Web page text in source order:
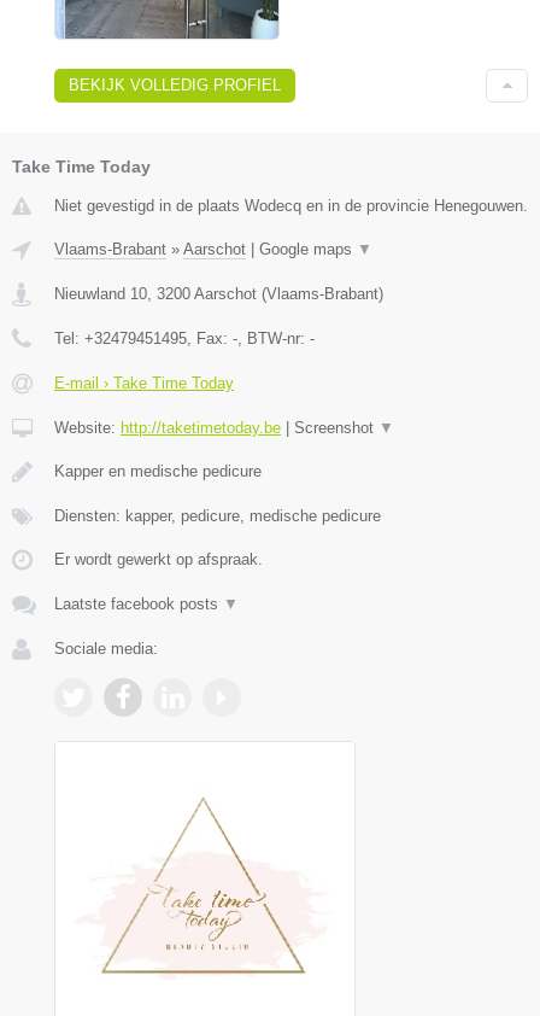
BEKIJK VOLLEDIG PROFIEL
Take Time Today
Niet gevestigd in de plaats Wodecq en in de provincie Henegouwen.
Vlaams-Brabant » Aarschot Google maps ▼
Nieuwland 10, 3200 Aarschot (Vlaams-Brabant)
Tel: +32479451495, Fax: -, BTW-nr: -
E-mail › Take Time Today
Website: http://taketimetoday.be Screenshot ▼
Kapper en medische pedicure
Diensten: kapper, pedicure, medische pedicure
Er wordt gewerkt op afspraak.
Laatste facebook posts ▼
Sociale media: